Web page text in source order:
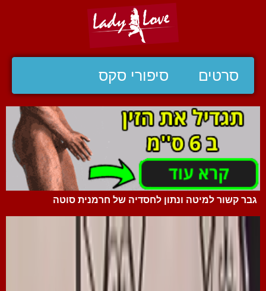
סרטים סיפורי סקס
גבר קשור למיטה ונתון לחסדיה של חרמנית סוטה